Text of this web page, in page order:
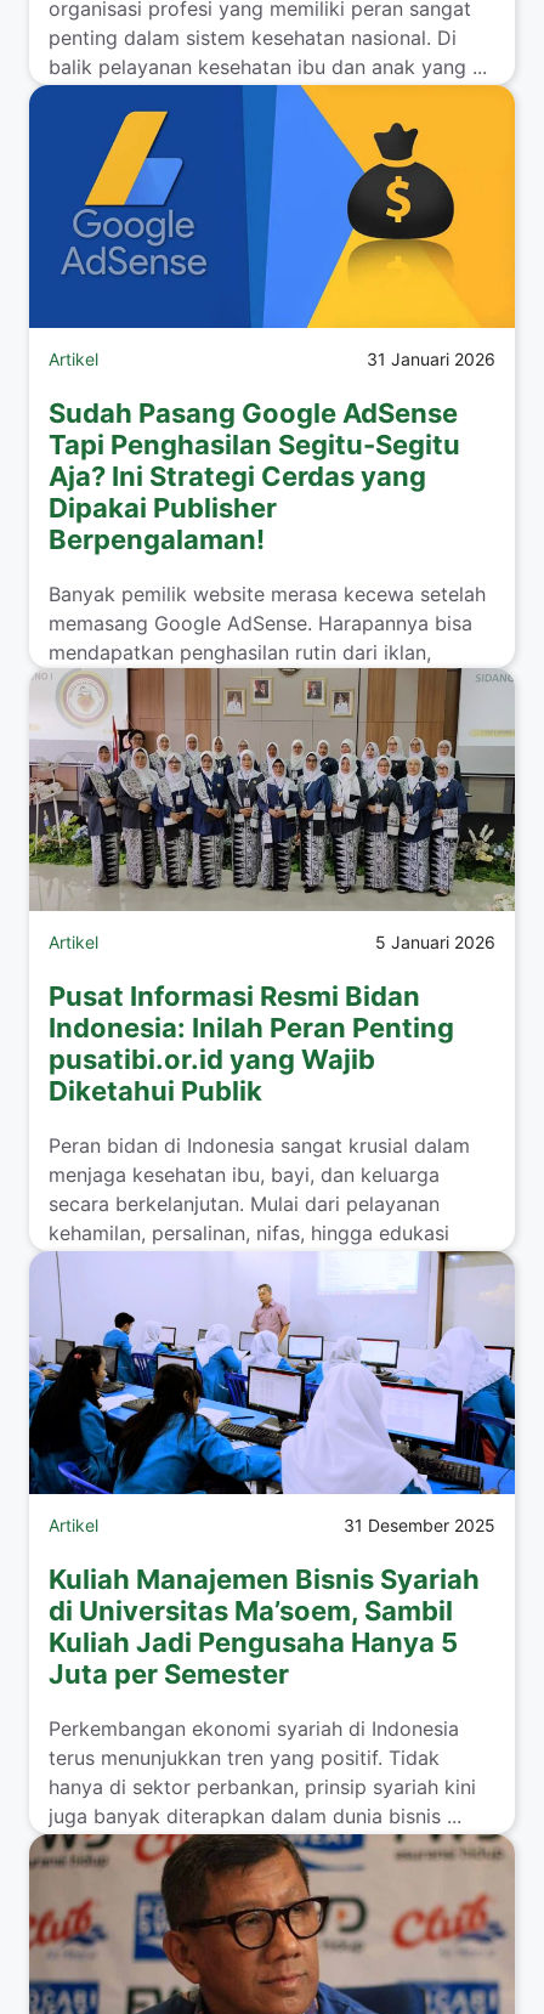
organisasi profesi yang memiliki peran sangat
penting dalam sistem kesehatan nasional. Di
balik pelayanan kesehatan ibu dan anak yang ...
Artikel 31 Januari 2026
Sudah Pasang Google AdSense
Tapi Penghasilan Segitu-Segitu
Aja? Ini Strategi Cerdas yang
Dipakai Publisher
Berpengalaman!
Banyak pemilik website merasa kecewa setelah
memasang Google AdSense. Harapannya bisa
mendapatkan penghasilan rutin dari iklan,
namun realitanya justru berbeda. Traffic sudah
mulai naik, ...
Read more
Artikel 5 Januari 2026
Pusat Informasi Resmi Bidan
Indonesia: Inilah Peran Penting
pusatibi.or.id yang Wajib
Diketahui Publik
Peran bidan di Indonesia sangat krusial dalam
menjaga kesehatan ibu, bayi, dan keluarga
secara berkelanjutan. Mulai dari pelayanan
kehamilan, persalinan, nifas, hingga edukasi
kesehatan ...
Artikel 31 Desember 2025
Kuliah Manajemen Bisnis Syariah
di Universitas Ma’soem, Sambil
Kuliah Jadi Pengusaha Hanya 5
Juta per Semester
Perkembangan ekonomi syariah di Indonesia
terus menunjukkan tren yang positif. Tidak
hanya di sektor perbankan, prinsip syariah kini
juga banyak diterapkan dalam dunia bisnis ...
Read more